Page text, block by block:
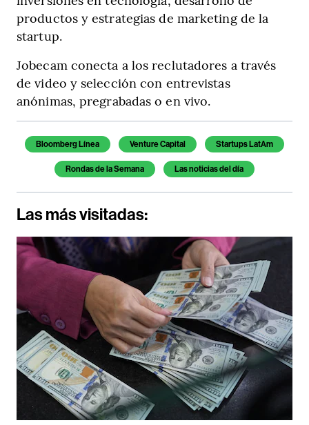
productos y estrategias de marketing de la
startup.
Jobecam conecta a los reclutadores a través
de video y selección con entrevistas
anónimas, pregrabadas o en vivo.
Bloomberg Línea Venture Capital Startups LatAm
Rondas de la Semana Las noticias del día
Las más visitadas: